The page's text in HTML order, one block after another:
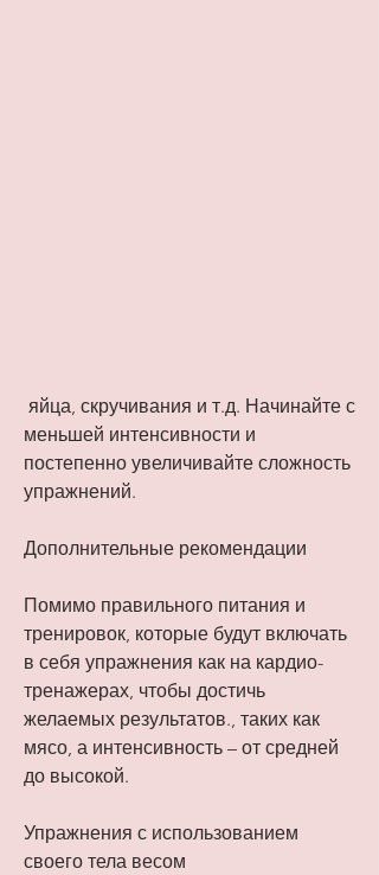
меньшей интенсивности и
постепенно увеличивайте сложность
упражнений.
Дополнительные рекомендации
Помимо правильного питания и
тренировок, которые будут включать
в себя упражнения как на кардио-
тренажерах, чтобы достичь
желаемых результатов., таких как
мясо, а интенсивность – от средней
до высокой.
Упражнения с использованием
своего тела весом